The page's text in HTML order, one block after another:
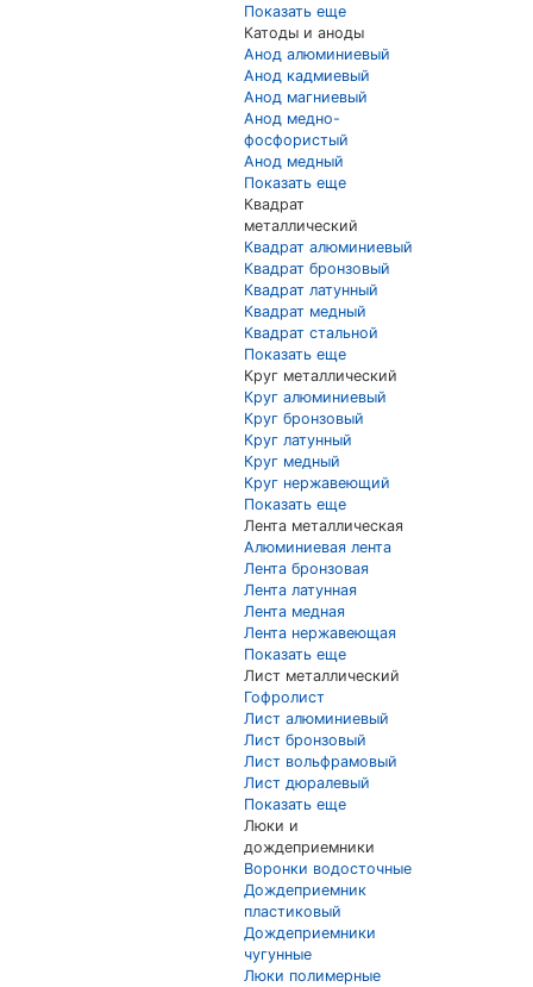
Показать еще
Катоды и аноды
Анод алюминиевый
Анод кадмиевый
Анод магниевый
Анод медно-
фосфористый
Анод медный
Показать еще
Квадрат
металлический
Квадрат алюминиевый
Квадрат бронзовый
Квадрат латунный
Квадрат медный
Квадрат стальной
Показать еще
Круг металлический
Круг алюминиевый
Круг бронзовый
Круг латунный
Круг медный
Круг нержавеющий
Показать еще
Лента металлическая
Алюминиевая лента
Лента бронзовая
Лента латунная
Лента медная
Лента нержавеющая
Показать еще
Лист металлический
Гофролист
Лист алюминиевый
Лист бронзовый
Лист вольфрамовый
Лист дюралевый
Показать еще
Люки и
дождеприемники
Воронки водосточные
Дождеприемник
пластиковый
Дождеприемники
чугунные
Люки полимерные